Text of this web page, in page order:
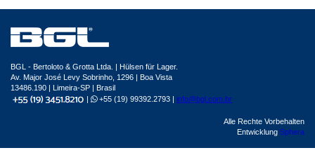
BGL - Bertoloto & Grotta Ltda. | Hülsen für Lager.
Av. Major José Levy Sobrinho, 1296 | Boa Vista
13486.190 | Limeira-SP | Brasil
|
+55 (19) 99392.2793 | info@bgl.com.br
Alle Rechte Vorbehalten
Entwicklung Sphera